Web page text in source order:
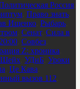
Россия
Право знать
Ищенко Рыбарь
Сенат, Сила в
Совбез
Z: хроника
УДнБ Уроки
Це Кава
вызов 112